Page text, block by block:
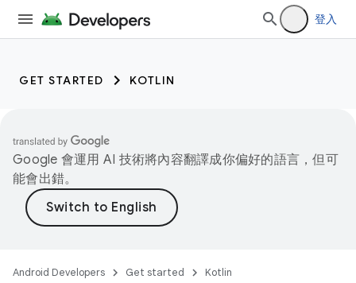
登入
GET STARTED KOTLIN
Google 會運用 AI 技術將內容翻譯成你偏好的語言，但可
能會出錯。
Android Developers Get started Kotlin